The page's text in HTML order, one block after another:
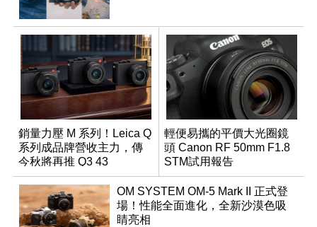
銷量力壓 M 系列！Leica Q
系列成品牌營收主力，傳
今秋將再推 Q3 43
Monochrom
輕便易攜的平價大光圈鏡
頭 Canon RF 50mm F1.8
STM試用報告
OM SYSTEM OM-5 Mark II 正式登
場！性能全面進化，全新沙漠色吸
睛亮相